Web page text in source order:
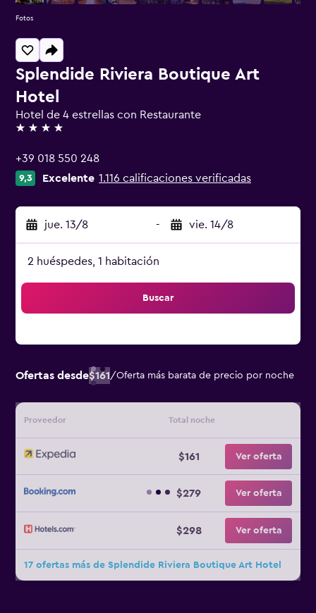
Splendide Riviera Boutique Art
Hotel
Hotel de 4 estrellas con Restaurante
4 estrellas
+39 018 550 248
9,3 Excelente 1.116 calificaciones verificadas
jue. 13/8 - vie. 14/8
2 huéspedes, 1 habitación
Buscar
Ofertas desde$161/Oferta más barata de precio por noche
Proveedor Total noche
$161 Ver oferta
$279 Ver oferta
$298 Ver oferta
17 ofertas más de Splendide Riviera Boutique Art Hotel
Fotos